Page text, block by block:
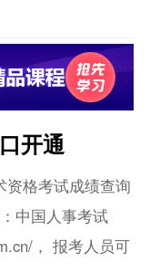
开通
资格考试成绩查询
中国人事考试
， 报考人员可